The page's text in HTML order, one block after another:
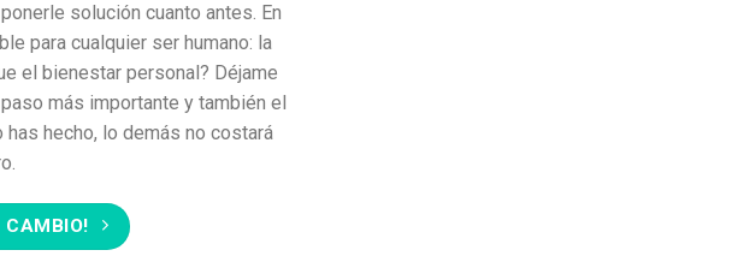
solución cuanto antes. En
para cualquier ser humano: la
el bienestar personal? Déjame
más importante y también el
hecho, lo demás no costará
CAMBIO!